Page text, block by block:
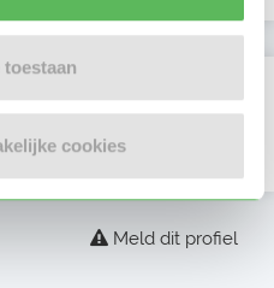
toestaan
cookies
Meld dit profiel